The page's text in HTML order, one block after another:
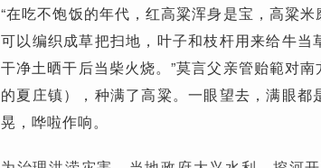
“在吃不饱饭的年代，红高粱浑身是宝，高粱
可以编织成草把扫地，叶子和枝杆用来给牛
干净土晒干后当柴火烧。”莫言父亲管贻範对
的夏庄镇），种满了高粱。一眼望去，满眼
晃，哗啦作响。